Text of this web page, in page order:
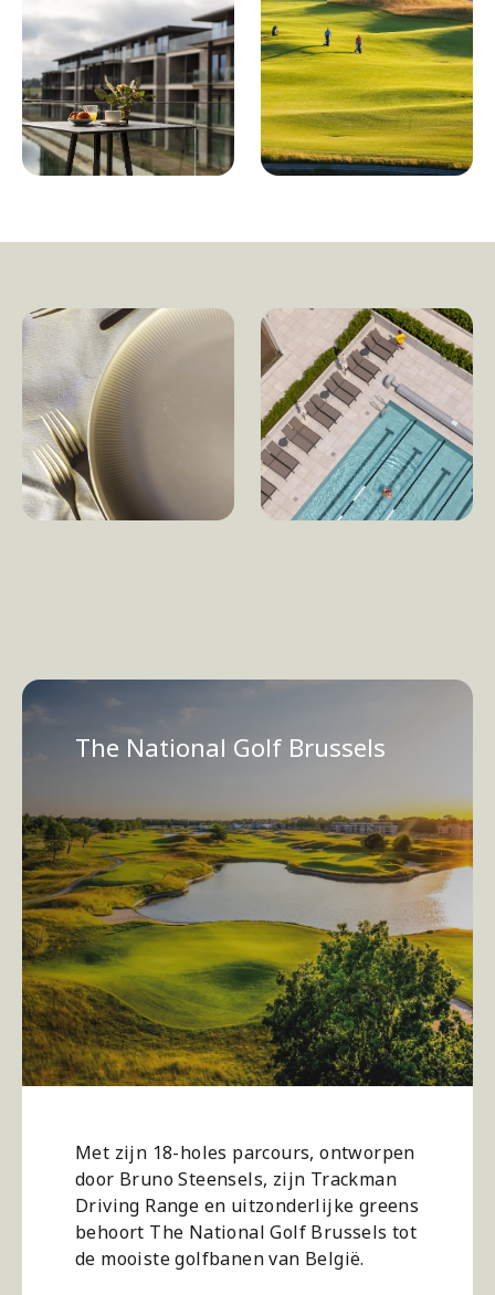
Met zijn 18-holes parcours, ontworpen
door Bruno Steensels, zijn Trackman
Driving Range en uitzonderlijke greens
behoort The National Golf Brussels tot
de mooiste golfbanen van België.
The National Golf Brussels